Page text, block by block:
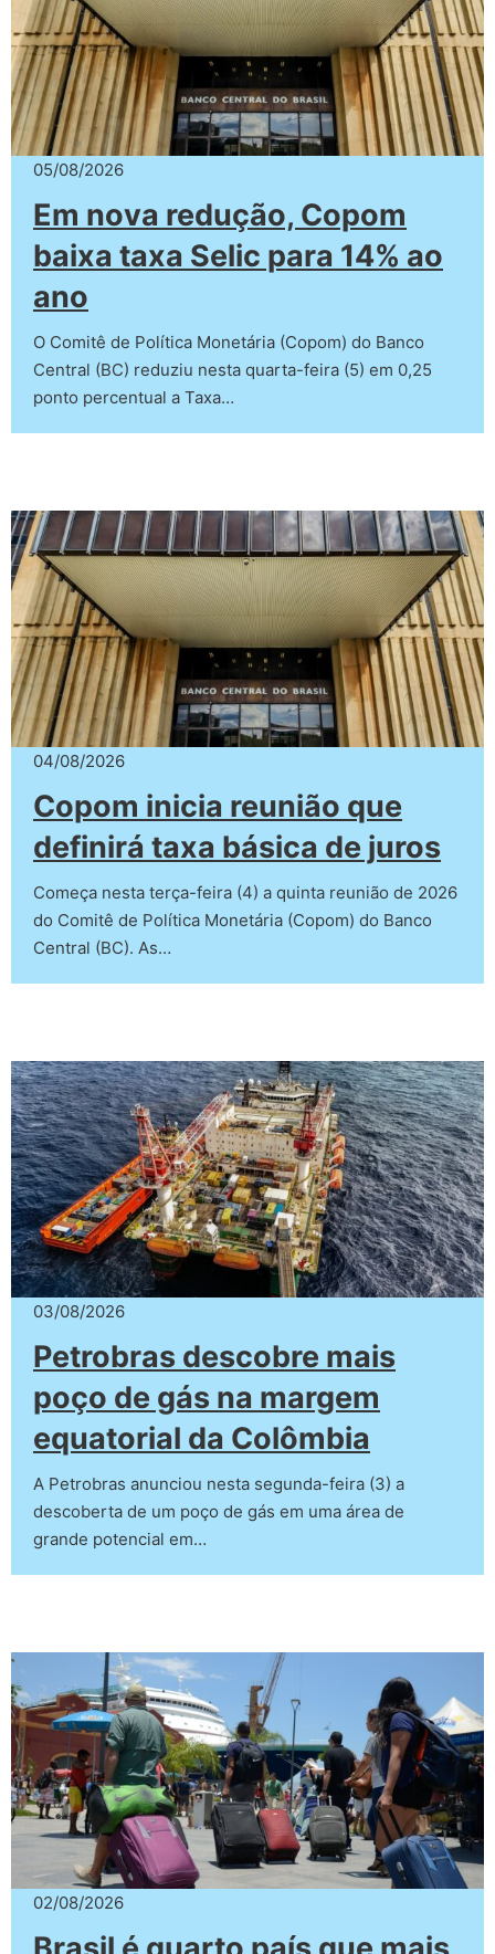
05/08/2026
Em nova redução, Copom
baixa taxa Selic para 14% ao
ano
O Comitê de Política Monetária (Copom) do Banco
Central (BC) reduziu nesta quarta-feira (5) em 0,25
ponto percentual a Taxa…
04/08/2026
Copom inicia reunião que
definirá taxa básica de juros
Começa nesta terça-feira (4) a quinta reunião de 2026
do Comitê de Política Monetária (Copom) do Banco
Central (BC). As…
03/08/2026
Petrobras descobre mais
poço de gás na margem
equatorial da Colômbia
A Petrobras anunciou nesta segunda-feira (3) a
descoberta de um poço de gás em uma área de
grande potencial em…
02/08/2026